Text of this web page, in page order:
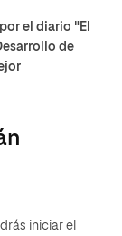
el diario "El
de
iniciar el